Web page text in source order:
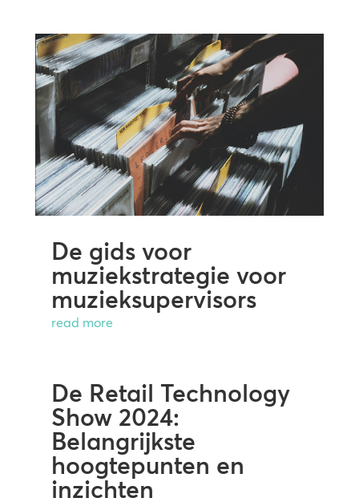
De gids voor
muziekstrategie voor
muzieksupervisors
read more
De Retail Technology
Show 2024:
Belangrijkste
hoogtepunten en
inzichten